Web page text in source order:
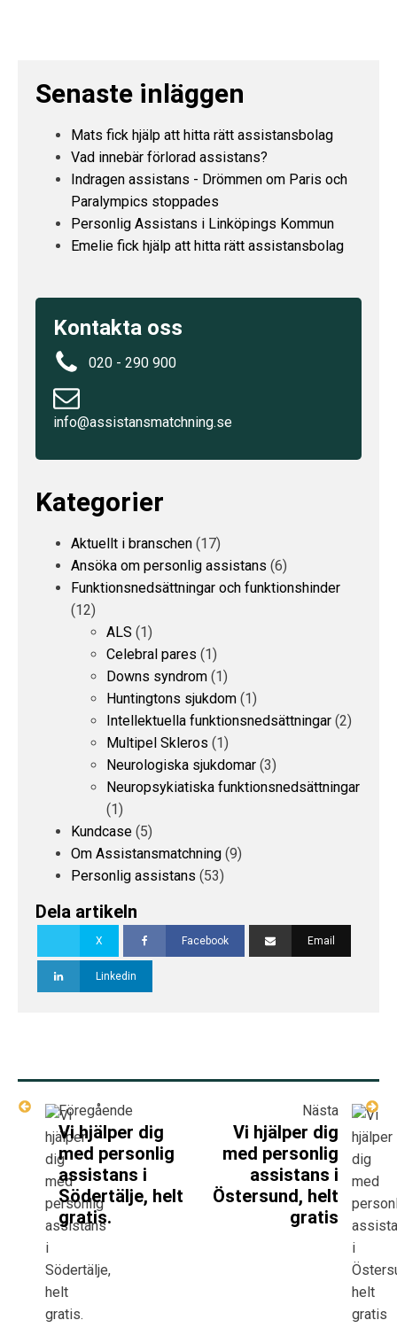
Senaste inläggen
Mats fick hjälp att hitta rätt assistansbolag
Vad innebär förlorad assistans?
Indragen assistans - Drömmen om Paris och
Paralympics stoppades
Personlig Assistans i Linköpings Kommun
Emelie fick hjälp att hitta rätt assistansbolag
Kontakta oss
020 - 290 900
info@assistansmatchning.se
Kategorier
Aktuellt i branschen (17)
Ansöka om personlig assistans (6)
Funktionsnedsättningar och funktionshinder
(12)
ALS (1)
Celebral pares (1)
Downs syndrom (1)
Huntingtons sjukdom (1)
Intellektuella funktionsnedsättningar (2)
Multipel Skleros (1)
Neurologiska sjukdomar (3)
Neuropsykiatiska funktionsnedsättningar
(1)
Kundcase (5)
Om Assistansmatchning (9)
Personlig assistans (53)
Dela artikeln
X Facebook Email
Linkedin
Föregående
Vi hjälper dig
med personlig
assistans i
Södertälje, helt
gratis.
Nästa
Vi hjälper dig
med personlig
assistans i
Östersund, helt
gratis